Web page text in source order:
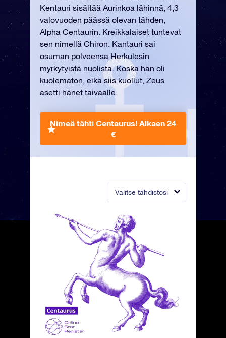
Valitse tähdistösi
Kentauri sisältää Aurinkoa lähinnä, 4,3
valovuoden päässä olevan tähden,
Alpha Centaurin. Kreikkalaiset tuntevat
sen nimellä Chiron. Kantauri sai
osuman polveensa Herkulesin
myrkytyistä nuolista. Koska hän oli
kuolematon, eikä siis kuollut, Zeus
asetti hänet taivaalle.
Nimeä tähti Centaurus! Alkaen 24
€